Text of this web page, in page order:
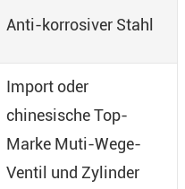
Anti-korrosiver Stahl
Import oder
chinesische Top-
Marke Muti-Wege-
Ventil und Zylinder